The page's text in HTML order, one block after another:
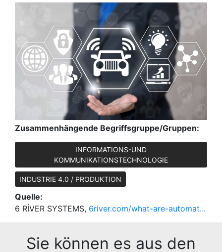
Zusammenhängende Begriffsgruppe/Gruppen:
INFORMATIONS-UND
KOMMUNIKATIONSTECHNOLOGIE
INDUSTRIE 4.0 / PRODUKTION
Quelle:
6 RİVER SYSTEMS, 6river.com/what-are-automat...
Sie können es aus den